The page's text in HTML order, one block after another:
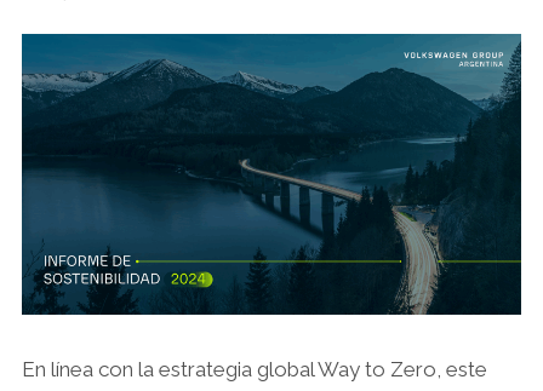
En línea con la estrategia global Way to Zero, este